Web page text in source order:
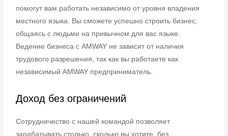
помогут вам работать независимо от уровня владения
местного языка. Вы сможете успешно строить бизнес,
общаясь с людьми на привычном для вас языке.
Ведение бизнеса с AMWAY не зависит от наличия
трудового разрешения, так как вы работаете как
независимый AMWAY предприниматель.
Доход без ограничений
Сотрудничество с нашей командой позволяет
зарабатывать столько, сколько вы хотите, без